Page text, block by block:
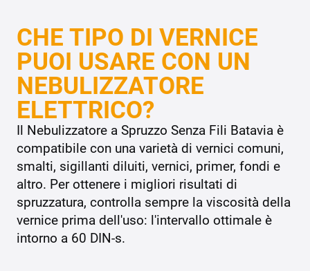
CHE TIPO DI VERNICE
PUOI USARE CON UN
NEBULIZZATORE
ELETTRICO?
Il Nebulizzatore a Spruzzo Senza Fili Batavia è
compatibile con una varietà di vernici comuni,
smalti, sigillanti diluiti, vernici, primer, fondi e
altro. Per ottenere i migliori risultati di
spruzzatura, controlla sempre la viscosità della
vernice prima dell'uso: l'intervallo ottimale è
intorno a 60 DIN-s.